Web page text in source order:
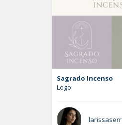
Sagrado Incenso
Logo
larissaserr